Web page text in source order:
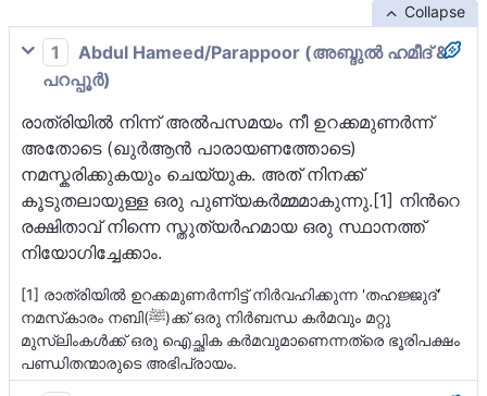
Collapse
1
Abdul Hameed/Parappoor (അബ്ദുല്‍ ഹമീദ് &
പറപ്പൂര്‍)
രാത്രിയില്‍ നിന്ന് അല്‍പസമയം നീ ഉറക്കമുണര്‍ന്ന്
അതോടെ (ഖുര്‍ആന്‍ പാരായണത്തോടെ)
നമസ്കരിക്കുകയും ചെയ്യുക. അത് നിനക്ക്
കൂടുതലായുള്ള ഒരു പുണ്യകര്‍മ്മമാകുന്നു.[1] നിന്‍റെ
രക്ഷിതാവ് നിന്നെ സ്തുത്യര്‍ഹമായ ഒരു സ്ഥാനത്ത്
നിയോഗിച്ചേക്കാം.
[1] രാത്രിയില്‍ ഉറക്കമുണര്‍ന്നിട്ട് നിര്‍വഹിക്കുന്ന 'തഹജ്ജുദ്'
നമസ്‌കാരം നബി(ﷺ)ക്ക് ഒരു നിര്‍ബന്ധ കര്‍മവും മറ്റു
മുസ്‌ലിംകള്‍ക്ക് ഒരു ഐച്ഛിക കര്‍മവുമാണെന്നത്രെ ഭൂരിപക്ഷം
പണ്ഡിതന്മാരുടെ അഭിപ്രായം.